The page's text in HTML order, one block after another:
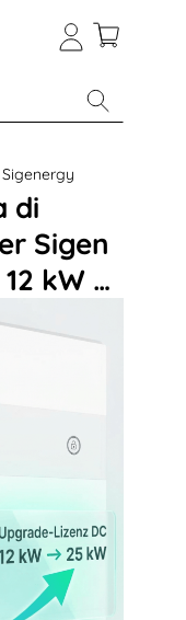
Sigenergy
di
Sigen
kW a